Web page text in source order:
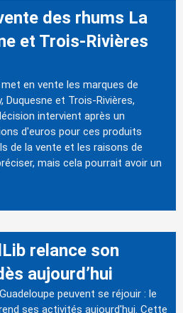
des rhums La
et Trois-Rivières
en vente les marques de
Duquesne et Trois-Rivières,
intervient après un
d'euros pour ces produits
de la vente et les raisons de
mais cela pourrait avoir un
relance son
aujourd’hui
peuvent se réjouir : le
ses activités aujourd'hui. Cette